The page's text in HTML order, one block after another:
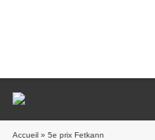
Accueil » 5e prix Fetkann